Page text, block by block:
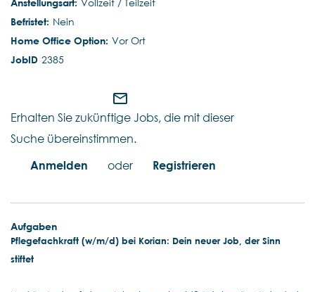
Vollzeit / Teilzeit
Nein
Vor Ort
2385
mail_outline
Erhalten Sie zukünftige Jobs, die mit dieser
Suche übereinstimmen.
Anmelden
oder Registrieren
Aufgaben
Pflegefachkraft (w/m/d) bei Korian: Dein neuer Job, der Sinn
stiftet